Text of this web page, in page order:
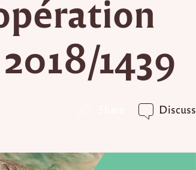
1439
Discuss